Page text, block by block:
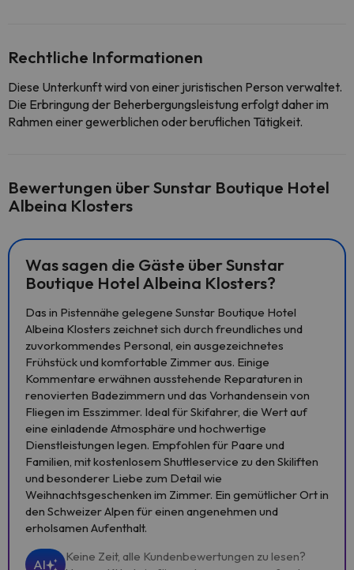
Rechtliche Informationen
Diese Unterkunft wird von einer juristischen Person verwaltet.
Die Erbringung der Beherbergungsleistung erfolgt daher im
Rahmen einer gewerblichen oder beruflichen Tätigkeit.
Bewertungen über Sunstar Boutique Hotel
Albeina Klosters
Was sagen die Gäste über Sunstar
Boutique Hotel Albeina Klosters?
Das in Pistennähe gelegene Sunstar Boutique Hotel
Albeina Klosters zeichnet sich durch freundliches und
zuvorkommendes Personal, ein ausgezeichnetes
Frühstück und komfortable Zimmer aus. Einige
Kommentare erwähnen ausstehende Reparaturen in
renovierten Badezimmern und das Vorhandensein von
Fliegen im Esszimmer. Ideal für Skifahrer, die Wert auf
eine einladende Atmosphäre und hochwertige
Dienstleistungen legen. Empfohlen für Paare und
Familien, mit kostenlosem Shuttleservice zu den Skiliften
und besonderer Liebe zum Detail wie
Weihnachtsgeschenken im Zimmer. Ein gemütlicher Ort in
den Schweizer Alpen für einen angenehmen und
erholsamen Aufenthalt.
AI
Keine Zeit, alle Kundenbewertungen zu lesen?